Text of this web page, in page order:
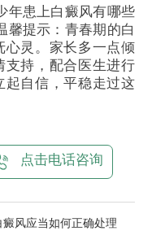
患上白癜风有哪些
馨提示：青春期的白
心灵。家长多一点倾
支持，配合医生进行
起自信，平稳走过这
点击电话咨询
风应当如何正确处理